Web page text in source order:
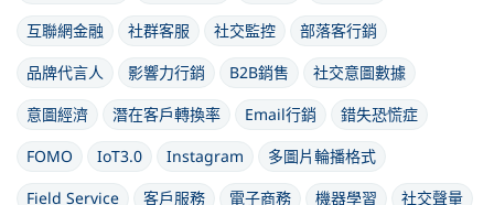
互聯網金融
社群客服 社交監控
部落客行銷
品牌代言人
影響力行銷 B2B銷售
社交意圖數據
意圖經濟
潛在客戶轉換率 Email行銷
錯失恐慌症
FOMO
IoT3.0 Instagram
多圖片輪播格式
Field Service
客戶服務 電子商務 機器學習 社交聲量